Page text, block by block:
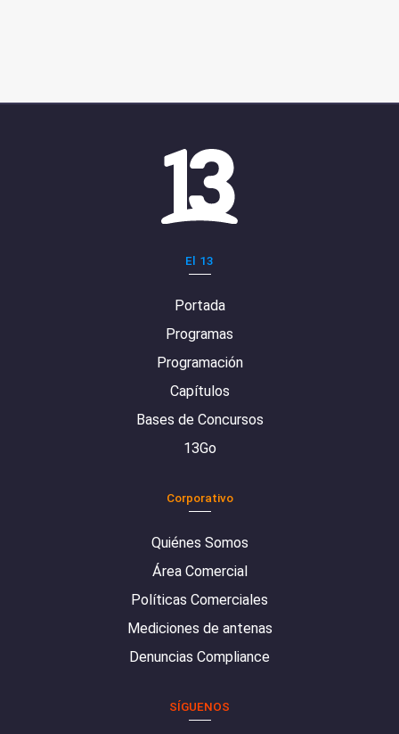
El 13
Portada
Programas
Programación
Capítulos
Bases de Concursos
13Go
Corporativo
Quiénes Somos
Área Comercial
Políticas Comerciales
Mediciones de antenas
Denuncias Compliance
SÍGUENOS